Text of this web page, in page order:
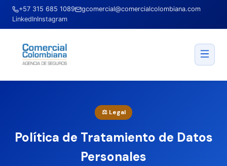
+57 315 685 1089
gcomercial@comercialcolombiana.com
LinkedInInstagram
⚖️ Legal
Política de Tratamiento de Datos
Personales